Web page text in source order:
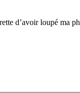
d’avoir loupé